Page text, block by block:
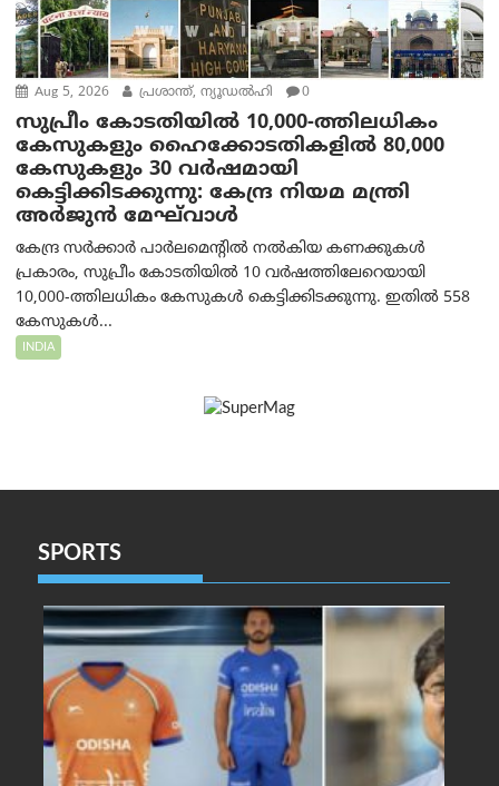
Aug 5, 2026 പ്രശാന്ത്, ന്യൂഡല്‍ഹി 0
സുപ്രീം കോടതിയിൽ 10,000-ത്തിലധികം
കേസുകളും ഹൈക്കോടതികളിൽ 80,000
കേസുകളും 30 വർഷമായി
കെട്ടിക്കിടക്കുന്നു: കേന്ദ്ര നിയമ മന്ത്രി
അര്‍ജുന്‍ മേഘ്‌വാള്‍
കേന്ദ്ര സർക്കാർ പാർലമെന്റിൽ നൽകിയ കണക്കുകൾ
പ്രകാരം, സുപ്രീം കോടതിയിൽ 10 വർഷത്തിലേറെയായി
10,000-ത്തിലധികം കേസുകൾ കെട്ടിക്കിടക്കുന്നു. ഇതിൽ 558
കേസുകൾ...
INDIA
SPORTS